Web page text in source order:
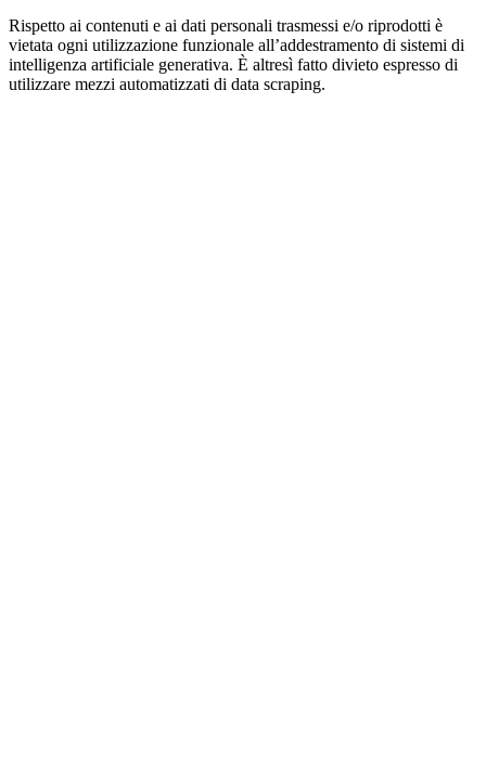
Rispetto ai contenuti e ai dati personali trasmessi e/o riprodotti è
vietata ogni utilizzazione funzionale all’addestramento di sistemi di
intelligenza artificiale generativa. È altresì fatto divieto espresso di
utilizzare mezzi automatizzati di data scraping.